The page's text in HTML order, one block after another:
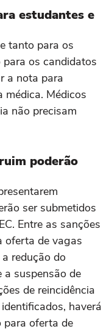
estudantes e
tanto para os
os candidatos
a nota para
médica. Médicos
não precisam
poderão
ser submetidos
Entre as sanções
oferta de vagas
redução do
a suspensão de
de reincidência
haverá
para oferta de